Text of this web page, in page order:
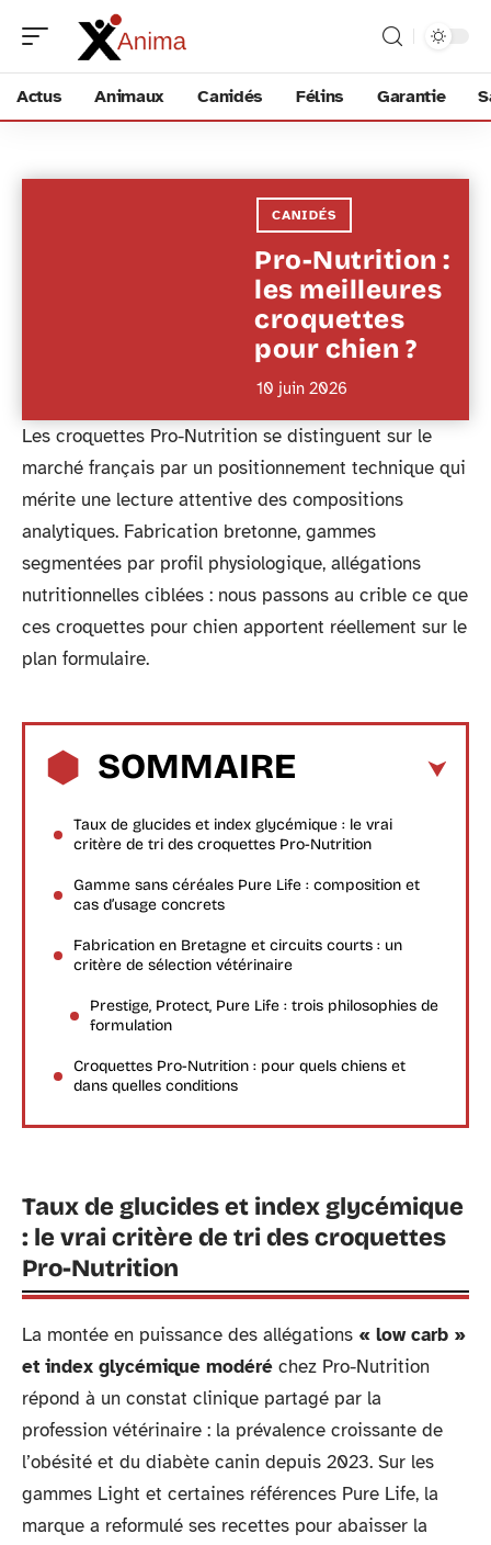
Actus Animaux Canidés Félins Garantie
CANIDÉS
Pro-Nutrition :
les meilleures
croquettes
pour chien ?
10 juin 2026
Les croquettes Pro-Nutrition se distinguent sur le
marché français par un positionnement technique qui
mérite une lecture attentive des compositions
analytiques. Fabrication bretonne, gammes
segmentées par profil physiologique, allégations
nutritionnelles ciblées : nous passons au crible ce que
ces croquettes pour chien apportent réellement sur le
plan formulaire.
SOMMAIRE
Taux de glucides et index glycémique : le vrai
critère de tri des croquettes Pro-Nutrition
Gamme sans céréales Pure Life : composition et
cas d’usage concrets
Fabrication en Bretagne et circuits courts : un
critère de sélection vétérinaire
Prestige, Protect, Pure Life : trois philosophies de
formulation
Croquettes Pro-Nutrition : pour quels chiens et
dans quelles conditions
Taux de glucides et index glycémique
: le vrai critère de tri des croquettes
Pro-Nutrition
La montée en puissance des allégations « low carb »
et index glycémique modéré chez Pro-Nutrition
répond à un constat clinique partagé par la
profession vétérinaire : la prévalence croissante de
l’obésité et du diabète canin depuis 2023. Sur les
gammes Light et certaines références Pure Life, la
marque a reformulé ses recettes pour abaisser la